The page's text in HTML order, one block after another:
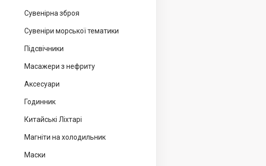
Сувенірна зброя
Сувеніри морської тематики
Підсвічники
Масажери з нефриту
Аксесуари
Годинник
Китайські Ліхтарі
Магніти на холодильник
Маски